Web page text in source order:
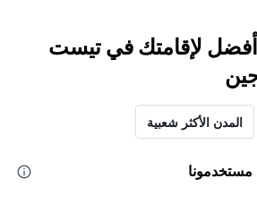
أفضل لإقامتك في تيست
المدن الأكثر شعبية
مستخدمونا